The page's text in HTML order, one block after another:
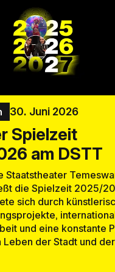
30. Juni 2026
Spielzeit
am DSTT
Staatstheater
die Spielzeit 2025/
sich durch
und eine konstante
Leben der Stadt und